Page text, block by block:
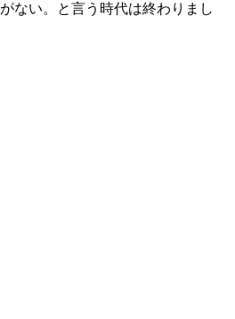
ない。と言う時代は終わりまし